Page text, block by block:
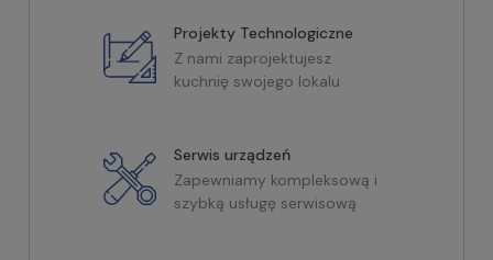
Projekty Technologiczne
Z nami zaprojektujesz
kuchnię swojego lokalu
Serwis urządzeń
Zapewniamy kompleksową i
szybką usługę serwisową